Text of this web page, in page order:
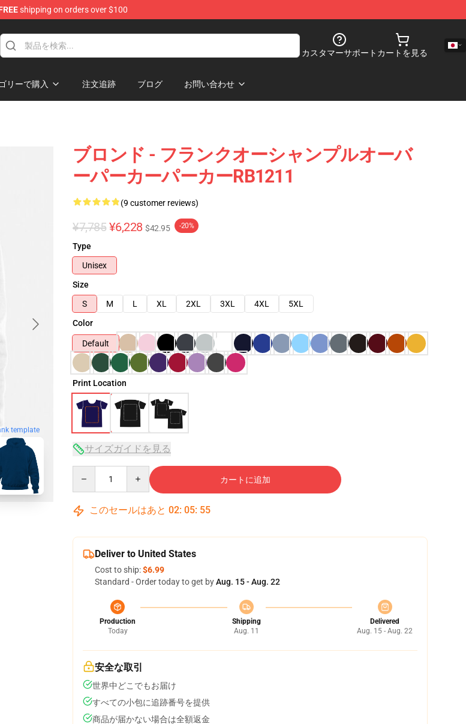
shipping on orders over $100
カスタマーサポート カートを見る
リーで購入 注文追跡 ブログ お問い合わせ
template
ブロンド - フランクオーシャンプルオーバ
ーパーカーパーカーRB1211
(9 customer reviews)
¥7,785 ¥6,228 $42.95 -20%
Type
Unisex
Size
S
M L XL 2XL 3XL 4XL
5XL
Color
Default
Print Location
サイズガイドを見る
カートに追加
このセールはあと 02: 05: 54
Deliver to United States
Cost to ship:$6.99
Standard - Order today to get byAug. 15 - Aug. 22
Production
Today
Shipping
Aug. 11
Delivered
Aug. 15 - Aug. 22
安全な取引
世界中どこでもお届け
すべての小包に追跡番号を提供
商品が届かない場合は全額返金